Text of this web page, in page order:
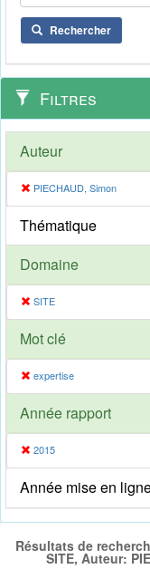
Rechercher
Filtres
Auteur
PIECHAUD, Simon
Thématique
Domaine
SITE
Mot clé
expertise
Année rapport
2015
Année mise en
Résultats de
SITE, Auteur: